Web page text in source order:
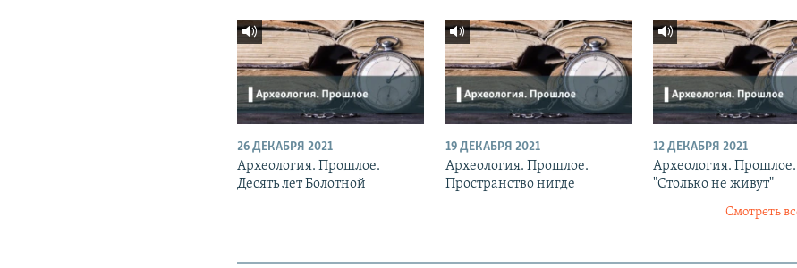
26 ДЕКАБРЯ 2021
Археология. Прошлое.
Десять лет Болотной
19 ДЕКАБРЯ 2021
Археология. Прошлое.
Пространство нигде
12 ДЕКАБРЯ 2021
Археология. Прошлое.
"Столько не живут"
Смотреть